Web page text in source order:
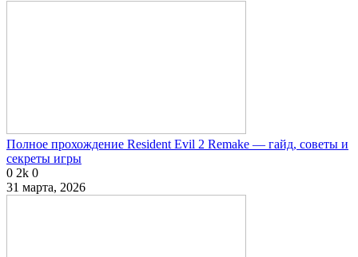
Полное прохождение Resident Evil 2 Remake — гайд, советы и
секреты игры
0 2k 0
31 марта, 2026